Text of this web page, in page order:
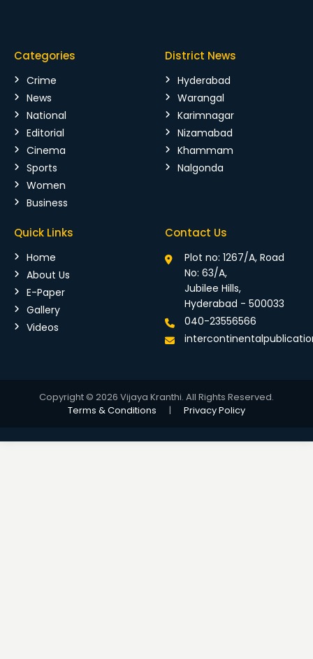
Categories
Crime
News
National
Editorial
Cinema
Sports
Women
Business
District News
Hyderabad
Warangal
Karimnagar
Nizamabad
Khammam
Nalgonda
Quick Links
Home
About Us
E-Paper
Gallery
Videos
Contact Us
Plot no: 1267/A, Road
No: 63/A,
Jubilee Hills,
Hyderabad - 500033
040-23556566
Copyright © 2026 Vijaya Kranthi. All Rights Reserved.
Terms & Conditions
| Privacy Policy